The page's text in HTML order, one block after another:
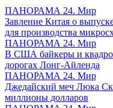
ПАНОРАМА 24. Мир
Завление Китая о
для производства
ПАНОРАМА 24. Мир
В США байкеры и
дорогах Лонг-Айленда
ПАНОРАМА 24. Мир
Джедайский меч Люка
миллионы долларов